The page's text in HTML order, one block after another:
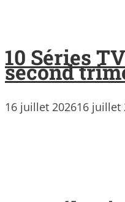
10 Séries
second
16 juillet 202616 juillet